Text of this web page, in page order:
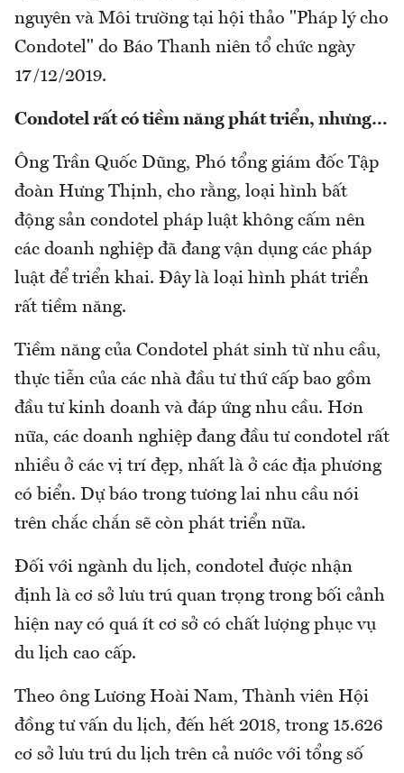
nguyên và Môi trường tại hội thảo "Pháp lý cho
Condotel" do Báo Thanh niên tổ chức ngày
17/12/2019.
Condotel rất có tiềm năng phát triển, nhưng…
Ông Trần Quốc Dũng, Phó tổng giám đốc Tập
đoàn Hưng Thịnh, cho rằng, loại hình bất
động sản condotel pháp luật không cấm nên
các doanh nghiệp đã đang vận dụng các pháp
luật để triển khai. Đây là loại hình phát triển
rất tiềm năng.
Tiềm năng của Condotel phát sinh từ nhu cầu,
thực tiễn của các nhà đầu tư thứ cấp bao gồm
đầu tư kinh doanh và đáp ứng nhu cầu. Hơn
nữa, các doanh nghiệp đang đầu tư condotel rất
nhiều ở các vị trí đẹp, nhất là ở các địa phương
có biển. Dự báo trong tương lai nhu cầu nói
trên chắc chắn sẽ còn phát triển nữa.
Đối với ngành du lịch, condotel được nhận
định là cơ sở lưu trú quan trọng trong bối cảnh
hiện nay có quá ít cơ sở có chất lượng phục vụ
du lịch cao cấp.
Theo ông Lương Hoài Nam, Thành viên Hội
đồng tư vấn du lịch, đến hết 2018, trong 15.626
cơ sở lưu trú du lịch trên cả nước với tổng số